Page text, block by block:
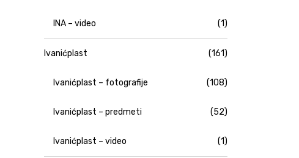
INA – video (1)
Ivanićplast (161)
Ivanićplast – fotografije (108)
Ivanićplast – predmeti (52)
Ivanićplast – video (1)